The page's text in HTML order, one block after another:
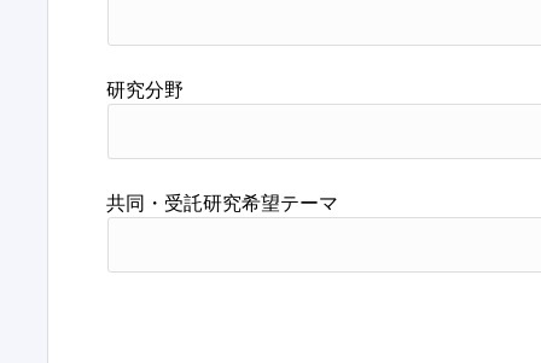
研究分野
共同・受託研究希望テーマ